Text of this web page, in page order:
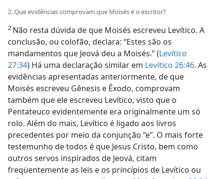
2. Que evidências comprovam que Moisés é o escritor?
2 Não resta dúvida de que Moisés escreveu Levítico. A
conclusão, ou colofão, declara: “Estes são os
mandamentos que Jeová deu a Moisés.” (Levítico
27:34) Há uma declaração similar em Levítico 26:46. As
evidências apresentadas anteriormente, de que
Moisés escreveu Gênesis e Êxodo, comprovam
também que ele escreveu Levítico, visto que o
Pentateuco evidentemente era originalmente um só
rolo. Além do mais, Levítico é ligado aos livros
precedentes por meio da conjunção “e”. O mais forte
testemunho de todos é que Jesus Cristo, bem como
outros servos inspirados de Jeová, citam
freqüentemente as leis e os princípios de Levítico ou